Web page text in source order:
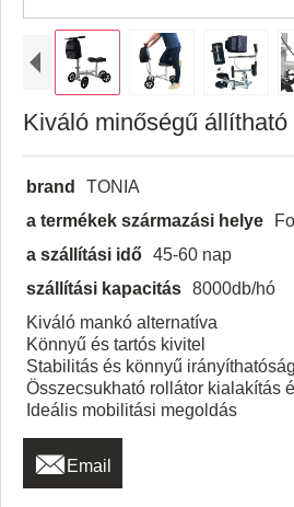
Kiváló minőségű állítható
brand
TONIA
a termékek származási helye
a szállítási idő 45-60 nap
szállítási kapacitás 8000db/hó
Kiváló mankó alternatíva
Könnyű és tartós kivitel
Stabilitás és könnyű irányíthatóság
Összecsukható rollátor kialakítás
Ideális mobilitási megoldás
 Email